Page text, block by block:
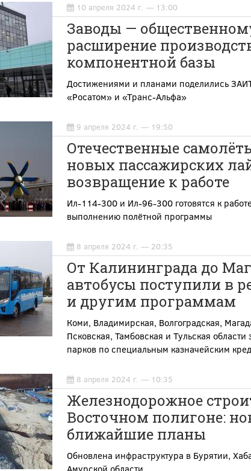
10 апреля 2024 г. — 13:00
Заводы —
расширение
компонентной базы
Достижениями и планами поделились
«Росатом» и «Транс-Альфа»
9 апреля 2024 г. — 19:50
Отечественные
новых пассажирских
возвращение к работе
Ил-114-300 и Ил-96-300 готовятся к
выполнению полётной программы
8 апреля 2024 г. — 20:35
От Калининграда до
автобусы поступили в
и другим программам
Коми, Владимирская, Волгоградская,
Псковская, Тамбовская и Тульская
парков по специальным казначейским
8 апреля 2024 г. — 10:35
Железнодорожное
Восточном полигоне:
ближайшие планы
Обновлена инфраструктура в Бурятии,
Амурской области